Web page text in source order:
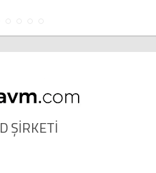
ŞİRKETİ